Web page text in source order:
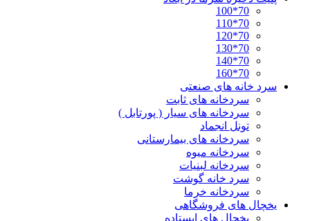
70*100
70*110
70*120
70*130
70*140
70*160
سرد خانه های صنعتی
سردخانه های ثابت
سردخانه های سیار ( پورتابل )
تونل انجماد
سردخانه های بیمارستانی
سردخانه میوه
سردخانه لبنیات
سرد خانه گوشت
سردخانه خرما
یخچال های فروشگاهی
یخچال های ایستاده